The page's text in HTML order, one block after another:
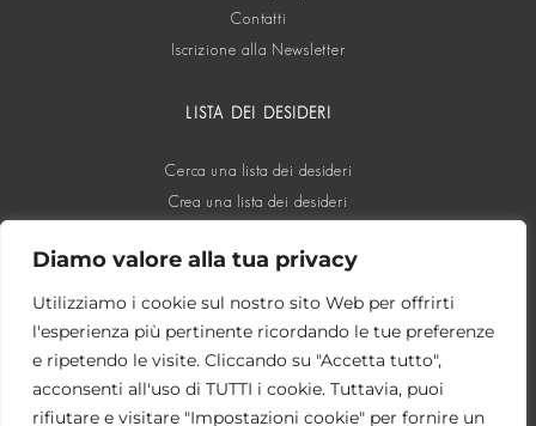
Diamo valore alla tua privacy
Utilizziamo i cookie sul nostro sito Web per offrirti
l'esperienza più pertinente ricordando le tue preferenze
e ripetendo le visite. Cliccando su "Accetta tutto",
acconsenti all'uso di TUTTI i cookie. Tuttavia, puoi
rifiutare e visitare "Impostazioni cookie" per fornire un
Contatti
Iscrizione alla Newsletter
LISTA DEI DESIDERI
Cerca una lista dei desideri
Crea una lista dei desideri
SOCIAL